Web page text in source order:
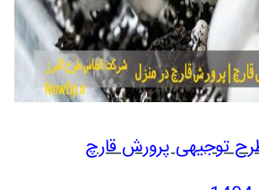
توجیهی پرورش قارچ